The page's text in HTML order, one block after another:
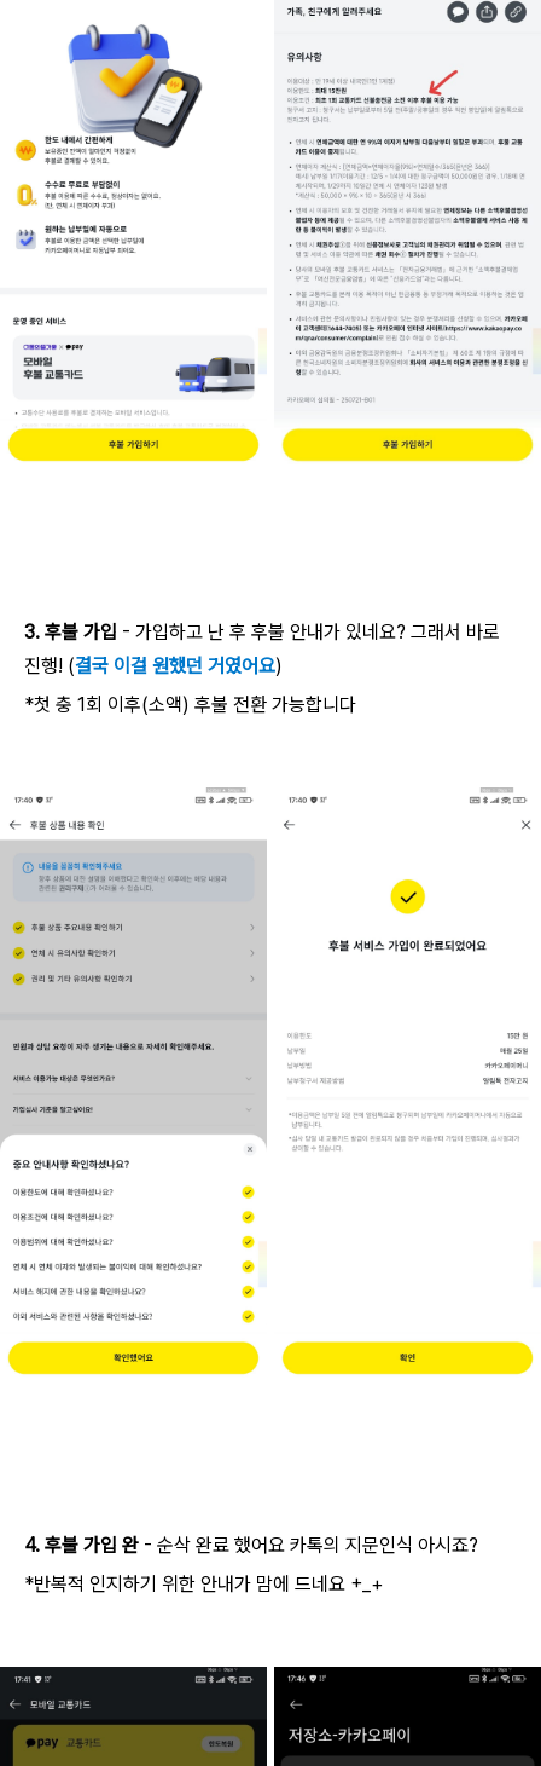
3. 후불 가입 - 가입하고 난 후 후불 안내가 있네요? 그래서 바로
진행! (결국 이걸 원했던 거였어요)
*첫 충 1회 이후(소액) 후불 전환 가능합니다
4. 후불 가입 완 - 순삭 완료 했어요 카톡의 지문인식 아시죠?
*반복적 인지하기 위한 안내가 맘에 드네요 +_+